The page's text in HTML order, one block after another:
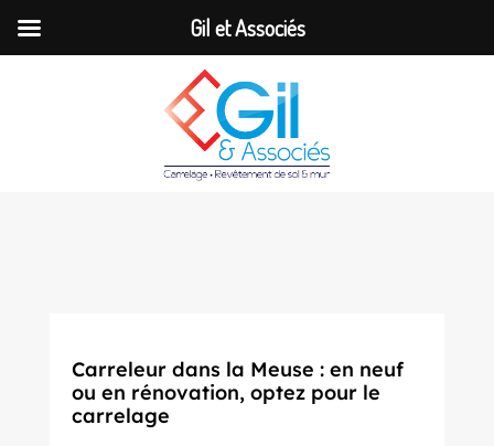
Carreleur dans la Meuse : en neuf
ou en rénovation, optez pour le
carrelage
Gil et Associés